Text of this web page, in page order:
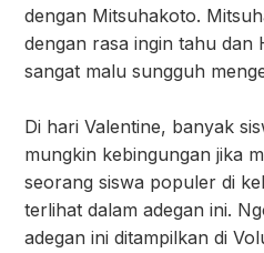
dengan Mitsuhakoto.
dengan rasa ingin tahu dan
sangat malu sungguh
Di hari Valentine, banyak
mungkin kebingungan jika
seorang siswa populer di
terlihat dalam adegan ini.
adegan ini ditampilkan di